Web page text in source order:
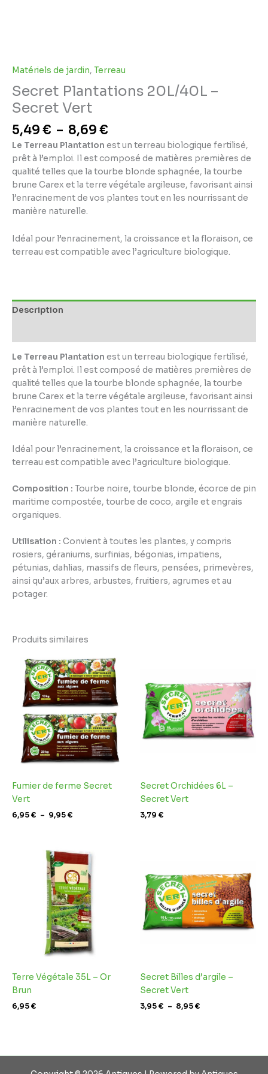
Matériels de jardin, Terreau
Secret Plantations 20L/40L –
Secret Vert
5,49€ – 8,69€
Le Terreau Plantation est un terreau biologique fertilisé,
prêt à l’emploi. Il est composé de matières premières de
qualité telles que la tourbe blonde sphagnée, la tourbe
brune Carex et la terre végétale argileuse, favorisant ainsi
l’enracinement de vos plantes tout en les nourrissant de
manière naturelle.
Idéal pour l’enracinement, la croissance et la floraison, ce
terreau est compatible avec l’agriculture biologique.
Description
Le Terreau Plantation est un terreau biologique fertilisé,
prêt à l’emploi. Il est composé de matières premières de
qualité telles que la tourbe blonde sphagnée, la tourbe
brune Carex et la terre végétale argileuse, favorisant ainsi
l’enracinement de vos plantes tout en les nourrissant de
manière naturelle.
Idéal pour l’enracinement, la croissance et la floraison, ce
terreau est compatible avec l’agriculture biologique.
Composition : Tourbe noire, tourbe blonde, écorce de pin
maritime compostée, tourbe de coco, argile et engrais
organiques.
Utilisation : Convient à toutes les plantes, y compris
rosiers, géraniums, surfinias, bégonias, impatiens,
pétunias, dahlias, massifs de fleurs, pensées, primevères,
ainsi qu’aux arbres, arbustes, fruitiers, agrumes et au
potager.
Produits similaires
Fumier de ferme Secret
Vert
6,95€ – 9,95€
Plage
de
prix :
6,95 €
à
9,95 €
Secret Orchidées 6L –
Secret Vert
3,79 €
Terre Végétale 35L – Or
Brun
6,95€
Secret Billes d’argile –
Secret Vert
3,95€ – 8,95€
3,95 €
à
8,95 €